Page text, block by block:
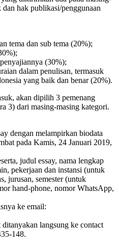
hak publikasi/penggunaan
tema dan sub tema (20%);
(30%);
dalam penulisan, termasuk
yang baik dan benar (20%).
akan dipilih 3 pemenang
3) dari masing-masing kategori.
dengan melampirkan biodata
pada Kamis, 24 Januari 2019,
judul essay, nama lengkap
pekerjaan dan instansi (untuk
jurusan, semester (untuk
hand-phone, nomor WhatsApp,
ke email:
langsung ke contact
148.